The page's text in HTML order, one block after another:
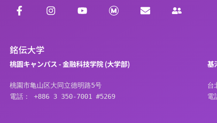
銘伝大学
桃園キャンパス - 金融科技学院 (大学部)
桃園市亀山区大同立德明路5号
電話： +886 3 350-7001 #5269
基
台
電